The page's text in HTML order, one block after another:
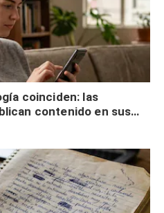
coinciden: las
contenido en sus
buscar validación